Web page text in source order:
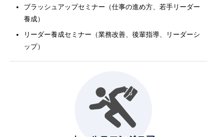
ブラッシュアップセミナー（仕事の進め方、若手リーダー
養成）
リーダー養成セミナー（業務改善、後輩指導、リーダーシ
ップ）